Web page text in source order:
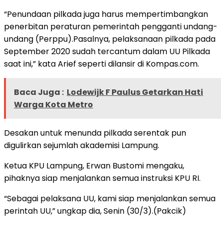
“Penundaan pilkada juga harus mempertimbangkan
penerbitan peraturan pemerintah pengganti undang-
undang (Perppu).Pasalnya, pelaksanaan pilkada pada
September 2020 sudah tercantum dalam UU Pilkada
saat ini,” kata Arief seperti dilansir di Kompas.com.
Baca Juga : Lodewijk F Paulus Getarkan Hati
Warga Kota Metro
Desakan untuk menunda pilkada serentak pun
digulirkan sejumlah akademisi Lampung.
Ketua KPU Lampung, Erwan Bustomi mengaku,
pihaknya siap menjalankan semua instruksi KPU RI.
“Sebagai pelaksana UU, kami siap menjalankan semua
perintah UU,” ungkap dia, Senin (30/3).(Pakcik)